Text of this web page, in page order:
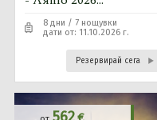
самолетна програма с
7 нощувки с полет от
8 дни / 7 нощувки
дати от: 11.10.2026 г.
Резервирай сега